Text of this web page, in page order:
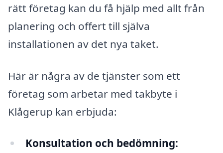
rätt företag kan du få hjälp med allt från
planering och offert till själva
installationen av det nya taket.
Här är några av de tjänster som ett
företag som arbetar med takbyte i
Klågerup kan erbjuda:
Konsultation och bedömning: